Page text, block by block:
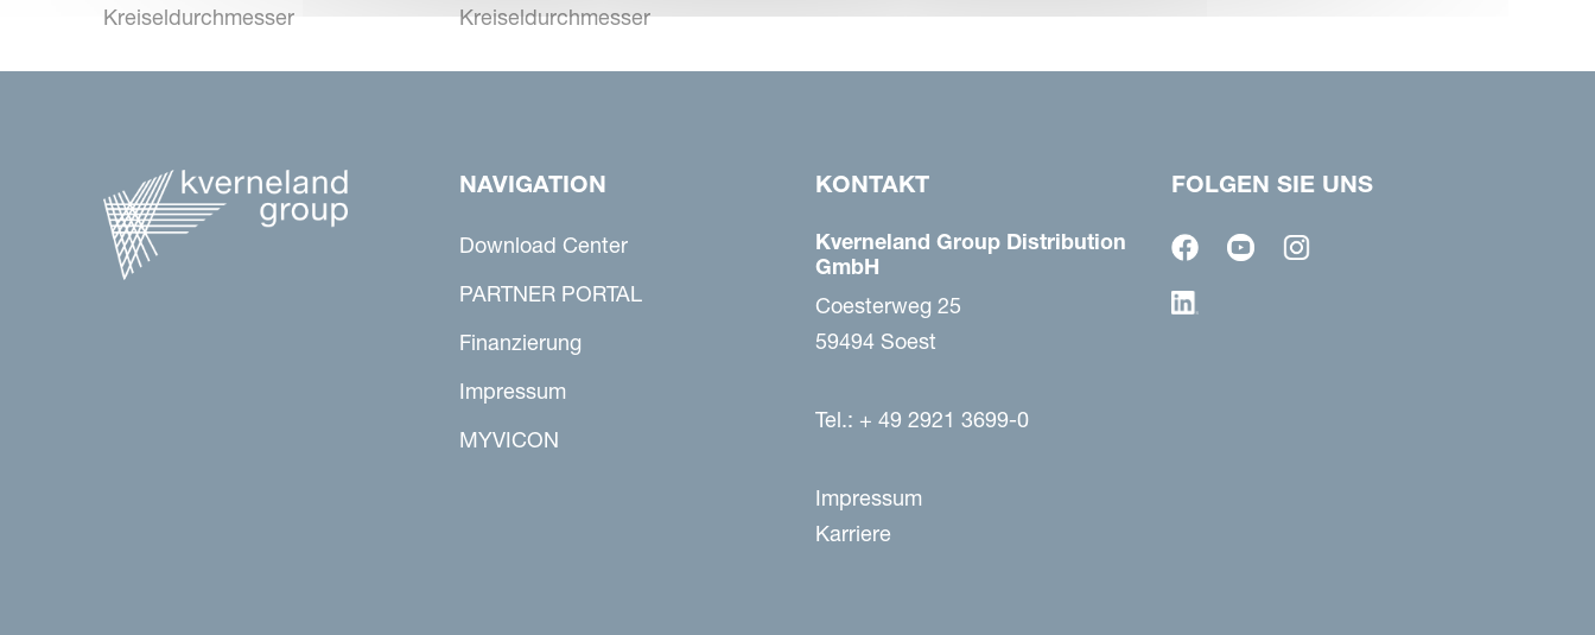
Kreiseldurchmesser
Kreiseldurchmesser
NAVIGATION
Download Center
PARTNER PORTAL
Finanzierung
Impressum
MYVICON
KONTAKT
Kverneland Group Distribution
GmbH
Coesterweg 25
59494 Soest
Tel.: + 49 2921 3699-0
Impressum
Karriere
FOLGEN SIE UNS